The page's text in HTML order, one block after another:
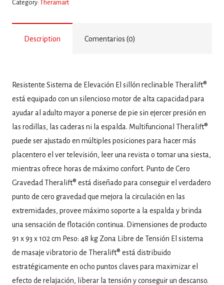
Category: Theramart
Description Comentarios (0)
Resistente Sistema de Elevación El sillón reclinable Theralift®
está equipado con un silencioso motor de alta capacidad para
ayudar al adulto mayor a ponerse de pie sin ejercer presión en
las rodillas, las caderas ni la espalda. Multifuncional Theralift®
puede ser ajustado en múltiples posiciones para hacer más
placentero el ver televisión, leer una revista o tomar una siesta,
mientras ofrece horas de máximo confort. Punto de Cero
Gravedad Theralift® está diseñado para conseguir el verdadero
punto de cero gravedad que mejora la circulación en las
extremidades, provee máximo soporte a la espalda y brinda
una sensación de flotación continua. Dimensiones de producto
91 x 93 x 102 cm Peso: 48 kg Zona Libre de Tensión El sistema
de masaje vibratorio de Theralift® está distribuido
estratégicamente en ocho puntos claves para maximizar el
efecto de relajación, liberar la tensión y conseguir un descanso.